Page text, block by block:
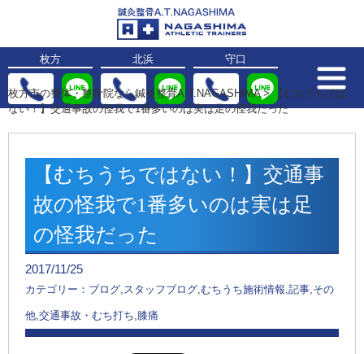
枚方 北浜 守口
枚方市の整体・整骨院なら鍼灸整骨A.T.NAGASHIMA>【むちうちでは
ない！】交通事故の怪我で1番多いのは実は足の怪我だった
【むちうちではない！】交通事
故の怪我で1番多いのは実は足
の怪我だった
2017/11/25
カテゴリー：ブログ,スタッフブログ,むちうち施術情報,記事,その
他,交通事故・むち打ち,膝痛